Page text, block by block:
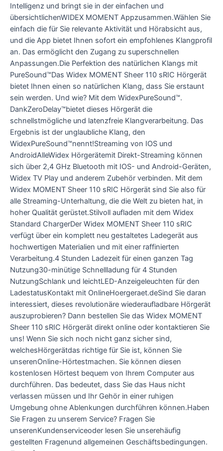
Intelligenz und bringt sie in der einfachen und
übersichtlichenWIDEX MOMENT Appzusammen.Wählen Sie
einfach die für Sie relevante Aktivität und Hörabsicht aus,
und die App bietet Ihnen sofort ein empfohlenes Klangprofil
an. Das ermöglicht den Zugang zu superschnellen
Anpassungen.Die Perfektion des natürlichen Klangs mit
PureSound™Das Widex MOMENT Sheer 110 sRIC Hörgerät
bietet Ihnen einen so natürlichen Klang, dass Sie erstaunt
sein werden. Und wie? Mit dem WidexPureSound™.
DankZeroDelay™bietet dieses Hörgerät die
schnellstmögliche und latenzfreie Klangverarbeitung. Das
Ergebnis ist der unglaubliche Klang, den
WidexPureSound™nennt!Streaming von IOS und
AndroidAlleWidex Hörgerätemit Direkt-Streaming können
sich über 2,4 GHz Bluetooth mit IOS- und Android-Geräten,
Widex TV Play und anderem Zubehör verbinden. Mit dem
Widex MOMENT Sheer 110 sRIC Hörgerät sind Sie also für
alle Streaming-Unterhaltung, die die Welt zu bieten hat, in
hoher Qualität gerüstet.Stilvoll aufladen mit dem Widex
Standard ChargerDer Widex MOMENT Sheer 110 sRIC
verfügt über ein komplett neu gestaltetes Ladegerät aus
hochwertigen Materialien und mit einer raffinierten
Verarbeitung.4 Stunden Ladezeit für einen ganzen Tag
Nutzung30-minütige Schnellladung für 4 Stunden
NutzungSchlank und leichtLED-Anzeigeleuchten für den
LadestatusKontakt mit OnlineHoergeraet.deSind Sie daran
interessiert, dieses revolutionäre wiederaufladbare Hörgerät
auszuprobieren? Dann bestellen Sie das Widex MOMENT
Sheer 110 sRIC Hörgerät direkt online oder kontaktieren Sie
uns! Wenn Sie sich noch nicht ganz sicher sind,
welchesHörgerätdas richtige für Sie ist, können Sie
unserenOnline-Hörtestmachen. Sie können diesen
kostenlosen Hörtest bequem von Ihrem Computer aus
durchführen. Das bedeutet, dass Sie das Haus nicht
verlassen müssen und Ihr Gehör in einer ruhigen
Umgebung ohne Ablenkungen durchführen können.Haben
Sie Fragen zu unserem Service? Fragen Sie
unserenKundenserviceoder lesen Sie unserehäufig
gestellten Fragenund allgemeinen Geschäftsbedingungen.